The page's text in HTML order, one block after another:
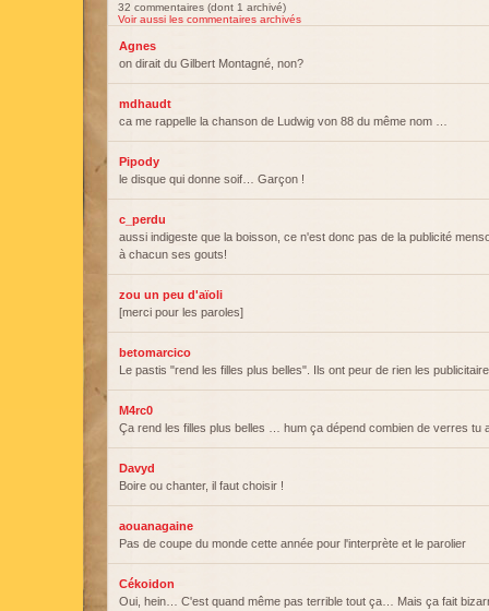
32 commentaires (dont 1 archivé)
Voir aussi les commentaires archivés
Agnes
on dirait du Gilbert Montagné, non?
mdhaudt
ca me rappelle la chanson de Ludwig von 88 du même nom …
Pipody
le disque qui donne soif… Garçon !
c_perdu
aussi indigeste que la boisson, ce n'est donc pas de la publicité
à chacun ses gouts!
zou un peu d'aïoli
[merci pour les paroles]
betomarcico
Le pastis "rend les filles plus belles". Ils ont peur de rien les
M4rc0
Ça rend les filles plus belles … hum ça dépend combien de verres
Davyd
Boire ou chanter, il faut choisir !
aouanagaine
Pas de coupe du monde cette année pour l'interprète et le parolier
Cékoidon
Oui, hein… C'est quand même pas terrible tout ça… Mais ça fait